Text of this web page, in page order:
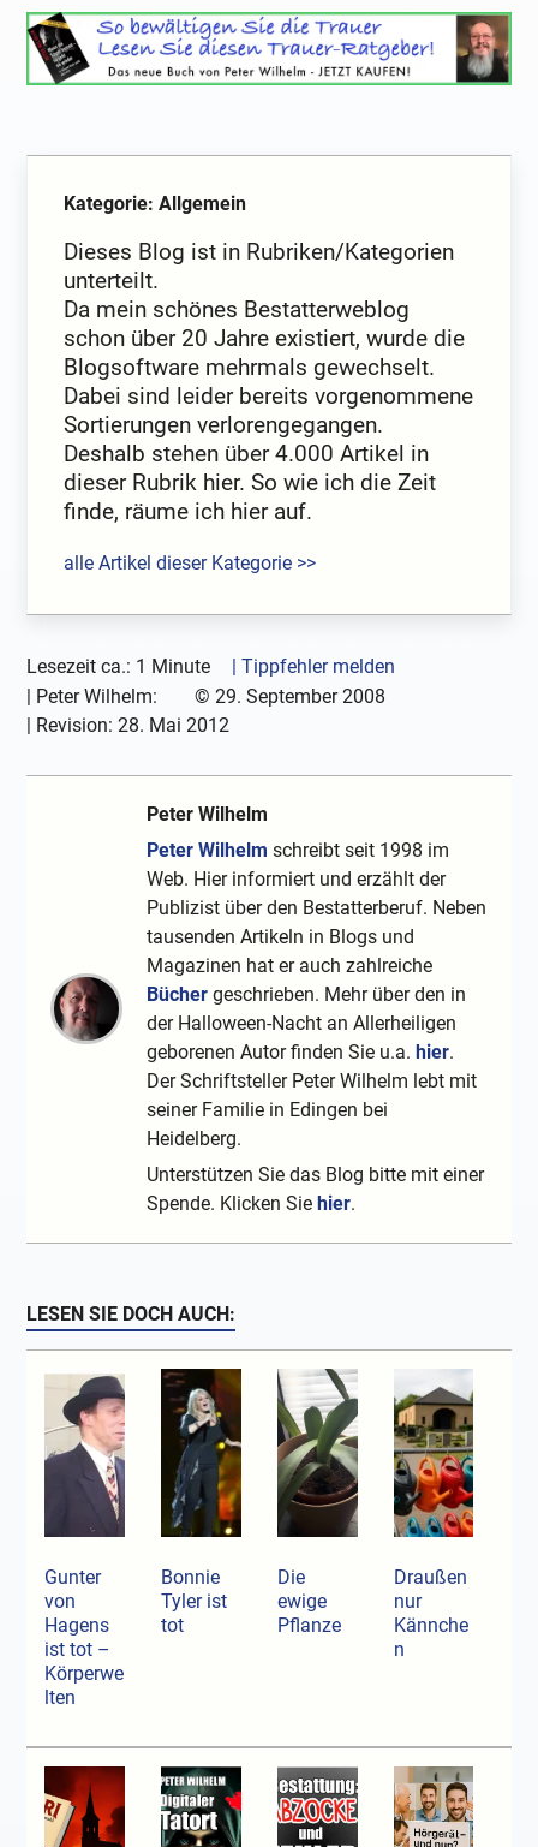
Kategorie: Allgemein
Dieses Blog ist in Rubriken/Kategorien
unterteilt.
Da mein schönes Bestatterweblog
schon über 20 Jahre existiert, wurde die
Blogsoftware mehrmals gewechselt.
Dabei sind leider bereits vorgenommene
Sortierungen verlorengegangen.
Deshalb stehen über 4.000 Artikel in
dieser Rubrik hier. So wie ich die Zeit
finde, räume ich hier auf.
alle Artikel dieser Kategorie >>
Lesezeit ca.: 1 Minute
| Tippfehler melden
| Peter Wilhelm: © 29. September 2008
| Revision:28. Mai 2012
Peter Wilhelm
Peter Wilhelm schreibt seit 1998 im
Web. Hier informiert und erzählt der
Publizist über den Bestatterberuf. Neben
tausenden Artikeln in Blogs und
Magazinen hat er auch zahlreiche
Bücher geschrieben. Mehr über den in
der Halloween-Nacht an Allerheiligen
geborenen Autor finden Sie u.a.hier.
Der Schriftsteller Peter Wilhelm lebt mit
seiner Familie in Edingen bei
Heidelberg.
Unterstützen Sie das Blog bitte mit einer
Spende. Klicken Siehier.
LESEN SIE DOCH AUCH:
Gunter
von
Hagens
ist tot –
Körperwe
lten
Bonnie
Tyler ist
tot
Die
ewige
Pflanze
Draußen
nur
Kännche
n